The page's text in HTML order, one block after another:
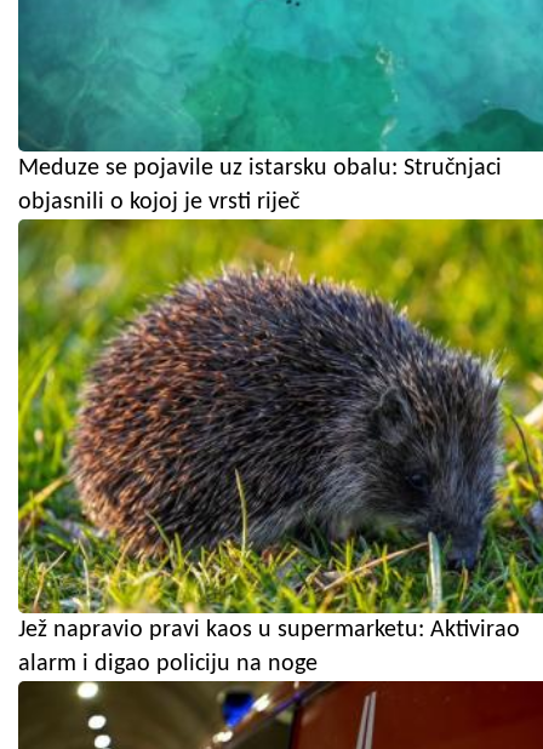
Meduze se pojavile uz istarsku obalu: Stručnjaci
objasnili o kojoj je vrsti riječ
Jež napravio pravi kaos u supermarketu: Aktivirao
alarm i digao policiju na noge